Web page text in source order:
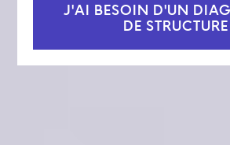
J'AI BESOIN D'UN
DE STRUCTURE